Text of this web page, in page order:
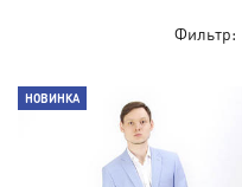
Фильтр:
НОВИНКА